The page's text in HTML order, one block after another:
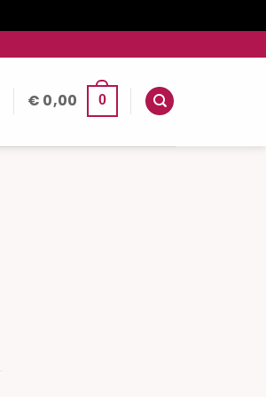
€ 0,00 0